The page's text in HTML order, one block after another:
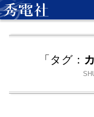
「タグ：